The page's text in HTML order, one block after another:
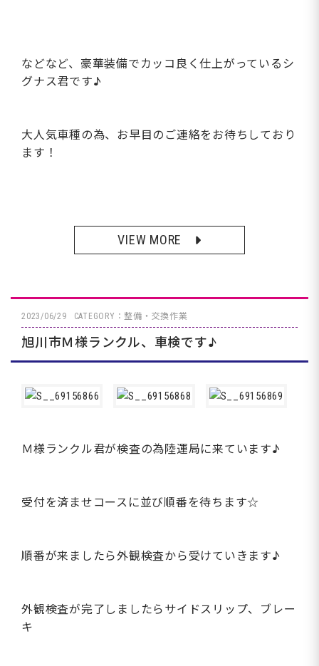
などなど、豪華装備でカッコ良く仕上がっているシ
グナス君です♪
大人気車種の為、お早目のご連絡をお待ちしており
ます！
VIEW MORE
2023/06/29 CATEGORY：整備・交換作業
旭川市Ｍ様ランクル、車検です♪
Ｍ様ランクル君が検査の為陸運局に来ています♪
受付を済ませコースに並び順番を待ちます☆
順番が来ましたら外観検査から受けていきます♪
外観検査が完了しましたらサイドスリップ、ブレー
キ